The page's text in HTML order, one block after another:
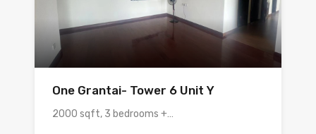
One Grantai- Tower 6 Unit Y
2000 sqft, 3 bedrooms +…